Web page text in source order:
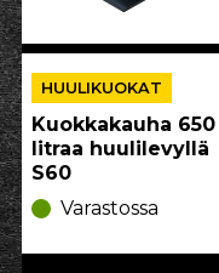
Kuokkakauha 650
litraa huulilevyllä
S60
HUULIKUOKAT
Varastossa